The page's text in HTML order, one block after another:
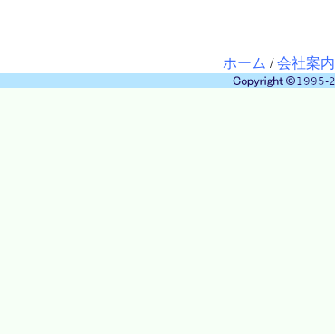
ホーム /会社案内